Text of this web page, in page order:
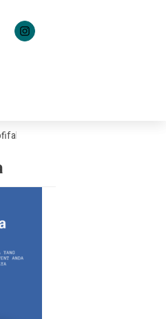
Semangat Heroisme dan